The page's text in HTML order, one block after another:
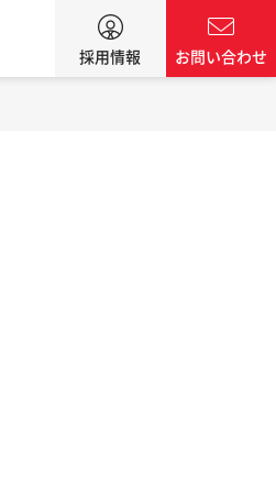
採用情報 お問い合わせ